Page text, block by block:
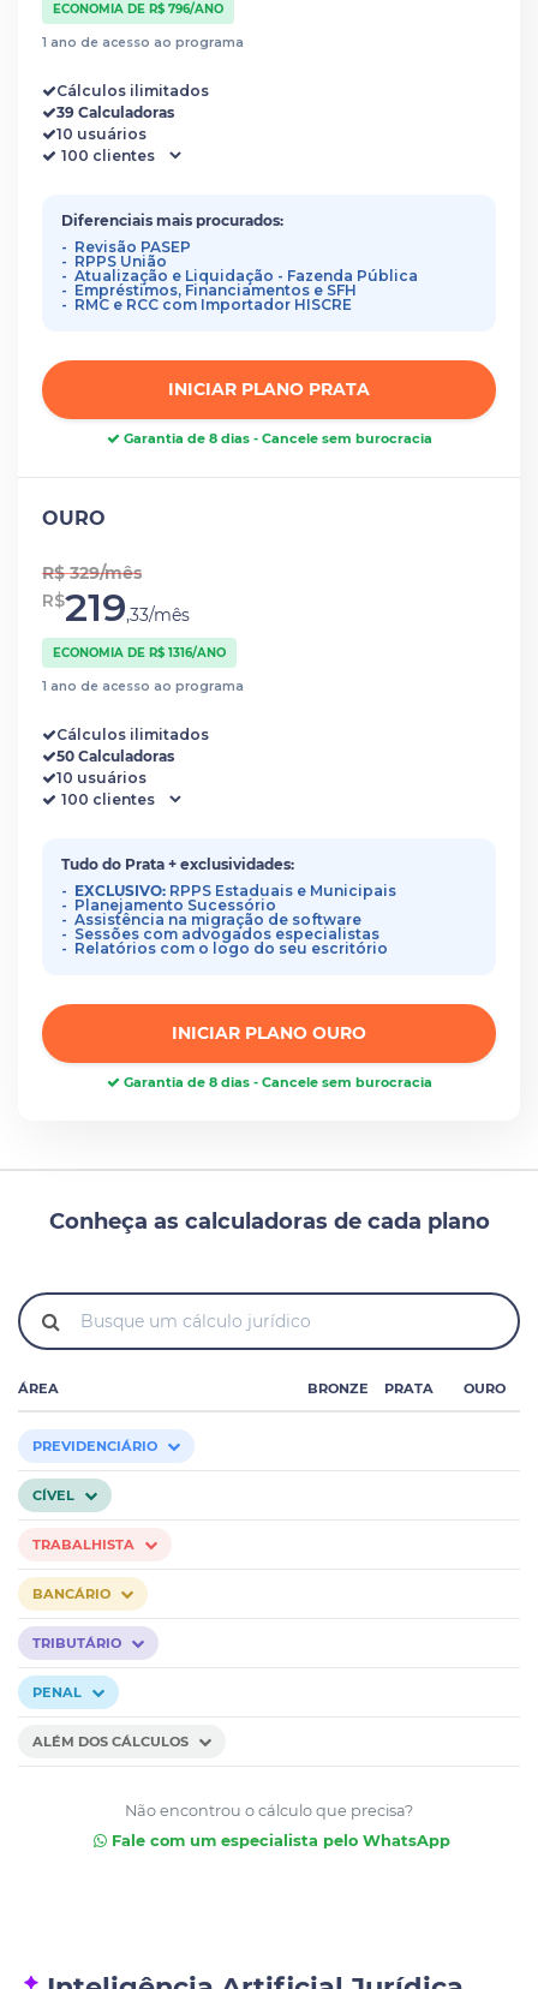
ECONOMIA DE R$ 796/ANO
1 ano de acesso ao programa
Cálculos ilimitados
39 Calculadoras
10 usuários
Diferenciais mais procurados:
Revisão PASEP
RPPS União
Atualização e Liquidação - Fazenda Pública
Empréstimos, Financiamentos e SFH
RMC e RCC com Importador HISCRE
INICIAR PLANO PRATA
Garantia de 8 dias - Cancele sem burocracia
OURO
R$ 329/mês
R$219,33/mês
ECONOMIA DE R$ 1316/ANO
1 ano de acesso ao programa
Cálculos ilimitados
50 Calculadoras
10 usuários
Tudo do Prata + exclusividades:
EXCLUSIVO: RPPS Estaduais e Municipais
Planejamento Sucessório
Assistência na migração de software
Sessões com advogados especialistas
Relatórios com o logo do seu escritório
INICIAR PLANO OURO
Garantia de 8 dias - Cancele sem burocracia
Conheça as calculadoras de cada plano
ÁREA BRONZE PRATA OURO
PREVIDENCIÁRIO
CÍVEL
TRABALHISTA
BANCÁRIO
TRIBUTÁRIO
PENAL
ALÉM DOS CÁLCULOS
Não encontrou o cálculo que precisa?
Fale com um especialista pelo WhatsApp